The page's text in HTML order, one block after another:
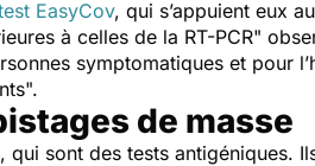
EasyCov, qui s’appuient eux
à celles de la RT-PCR"
symptomatiques et pour
".
de masse
, qui sont des tests antigéniques.